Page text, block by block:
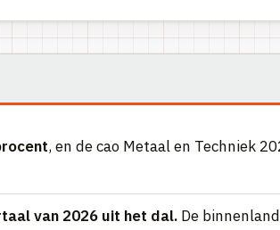
, en de cao Metaal en Techniek
van 2026 uit het dal. De